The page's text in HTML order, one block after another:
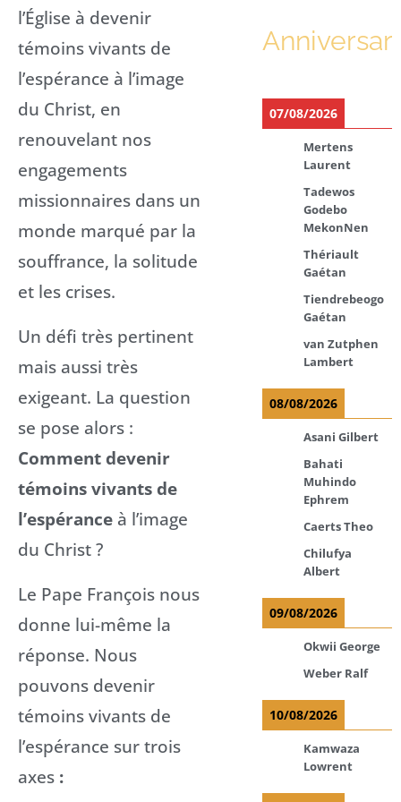
l’Église à devenir
témoins vivants de
l’espérance à l’image
du Christ, en
renouvelant nos
engagements
missionnaires dans un
monde marqué par la
souffrance, la solitude
et les crises.
Un défi très pertinent
mais aussi très
exigeant. La question
se pose alors :
Comment devenir
témoins vivants de
l’espérance à l’image
du Christ ?
Le Pape François nous
donne lui-même la
réponse. Nous
pouvons devenir
témoins vivants de
l’espérance sur trois
axes :
07/08/2026
Mertens
Laurent
Tadewos
Godebo
MekonNen
Thériault
Gaétan
Tiendrebeogo
Gaétan
van Zutphen
Lambert
08/08/2026
Asani Gilbert
Bahati
Muhindo
Ephrem
Caerts Theo
Chilufya
Albert
09/08/2026
Okwii George
Weber Ralf
10/08/2026
Kamwaza
Lowrent